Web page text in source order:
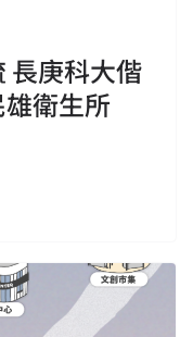
長庚科大偕
衛生所